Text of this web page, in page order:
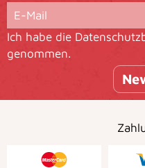
Ich habe die
genommen.